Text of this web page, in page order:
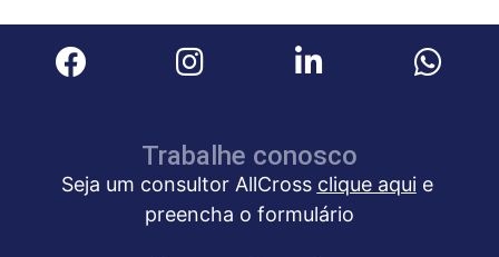
Trabalhe conosco
Seja um consultor AllCross clique aquie
preencha o formulário